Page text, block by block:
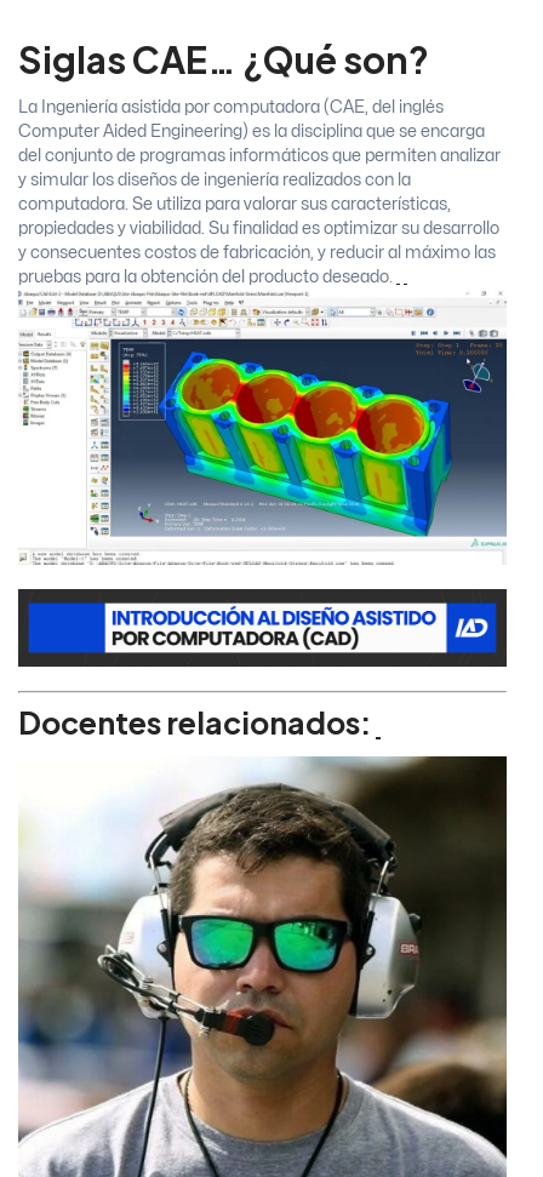
Siglas CAE… ¿Qué son?
La Ingeniería asistida por computadora (CAE, del inglés
Computer Aided Engineering) es la disciplina que se encarga
del conjunto de programas informáticos que permiten analizar
y simular los diseños de ingeniería realizados con la
computadora. Se utiliza para valorar sus características,
propiedades y viabilidad. Su finalidad es optimizar su desarrollo
y consecuentes costos de fabricación, y reducir al máximo las
pruebas para la obtención del producto deseado.
Docentes relacionados: